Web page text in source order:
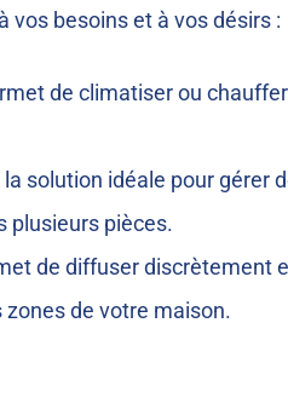
vos besoins et à vos désirs :
de climatiser ou
solution idéale pour gérer
plusieurs pièces.
de diffuser discrètement
de votre maison.